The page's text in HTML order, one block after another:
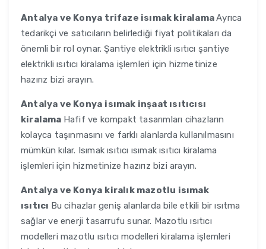
Antalya ve Konya trifaze isımak kiralamaAyrıca
tedarikçi ve satıcıların belirlediği fiyat politikaları da
önemli bir rol oynar. Şantiye elektrikli ısıtıcı şantiye
elektrikli ısıtıcı kiralama işlemleri için hizmetinize
hazırız bizi arayın.
Antalya ve Konya isımak inşaat ısıtıcısı
kiralama Hafif ve kompakt tasarımları cihazların
kolayca taşınmasını ve farklı alanlarda kullanılmasını
mümkün kılar. Isımak ısıtıcı ısımak ısıtıcı kiralama
işlemleri için hizmetinize hazırız bizi arayın.
Antalya ve Konya kiralık mazotlu isımak
ısıtıcı Bu cihazlar geniş alanlarda bile etkili bir ısıtma
sağlar ve enerji tasarrufu sunar. Mazotlu ısıtıcı
modelleri mazotlu ısıtıcı modelleri kiralama işlemleri